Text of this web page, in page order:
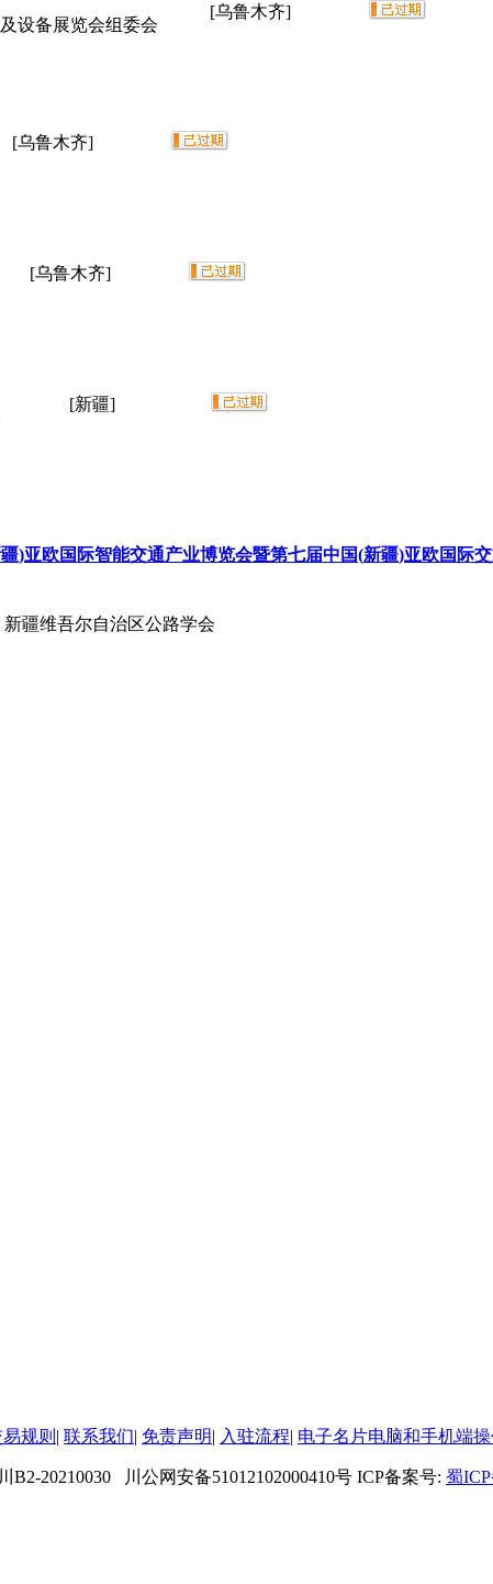
设备展览会组委会
[乌鲁木齐]
[乌鲁木齐]
[乌鲁木齐]
[新疆]
)亚欧国际智能交通产业博览会暨第七届中国(新疆)亚欧国际
疆维吾尔自治区公路学会
规则 | 联系我们| 免责声明| 入驻流程| 电子名片电脑和手机端
20210030 川公网安备51012102000410号 ICP备案号: 蜀